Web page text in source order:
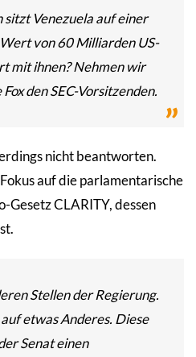
sitzt Venezuela auf einer
von 60 Milliarden US-
mit ihnen? Nehmen wir
den SEC-Vorsitzenden.
nicht beantworten.
auf die parlamentarische
CLARITY, dessen
Stellen der Regierung.
etwas Anderes. Diese
Senat einen